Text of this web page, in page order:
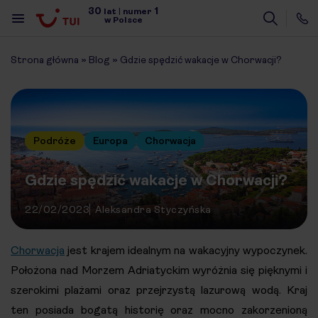
30 lat | numer 1
w Polsce
Strona główna » Blog » Gdzie spędzić wakacje w Chorwacji?
Podróże Europa Chorwacja
Gdzie spędzić wakacje w Chorwacji?
22/02/2023 Aleksandra Styczyńska
Chorwacja jest krajem idealnym na wakacyjny wypoczynek.
Położona nad Morzem Adriatyckim wyróżnia się pięknymi i
szerokimi plażami oraz przejrzystą lazurową wodą. Kraj
ten posiada bogatą historię oraz mocno zakorzenioną